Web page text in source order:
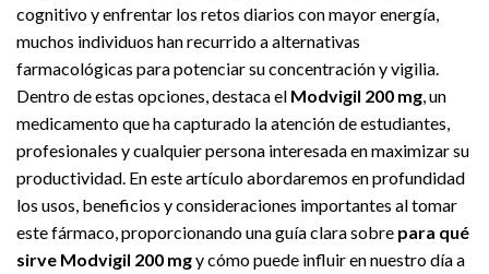
cognitivo y enfrentar los retos diarios con mayor energía,
muchos individuos han recurrido a alternativas
farmacológicas para potenciar su concentración y vigilia.
Dentro de estas opciones, destaca el Modvigil 200 mg , un
medicamento que ha capturado la atención de estudiantes,
profesionales y cualquier persona interesada en maximizar su
productividad. En este artículo abordaremos en profundidad
los usos, beneficios y consideraciones importantes al tomar
este fármaco, proporcionando una guía clara sobre para qué
sirve Modvigil 200 mgy cómo puede influir en nuestro día a